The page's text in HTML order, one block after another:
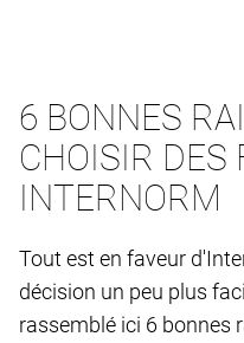
6 BONNES
CHOISIR DES
INTERNORM
Tout est en faveur
décision un peu plus
rassemblé ici 6 bonnes